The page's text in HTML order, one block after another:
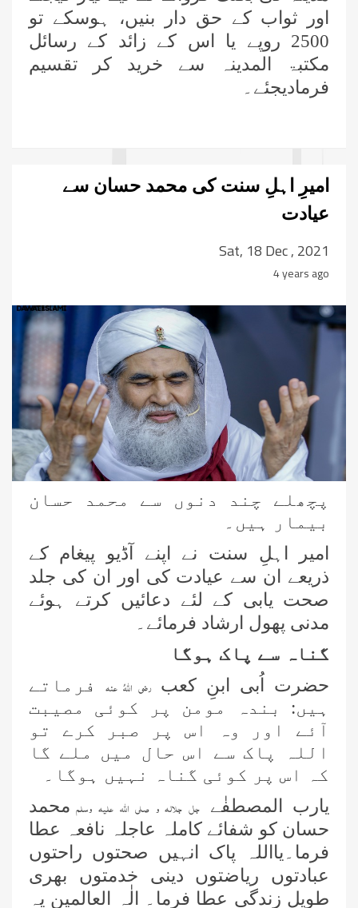
اور ثواب کے حق دار بنیں، ہوسکے تو
2500 روپے یا اس کے زائد کے رسائل
مکتبۃ المدینہ سے خرید کر تقسیم
فرمادیجئے۔
امیرِ اہلِ سنت کی محمد حسان سے
عیادت
Sat, 18 Dec , 2021
4 years ago
پچھلے چند دنوں سے محمد حسان
بیمار ہیں۔
امیر اہلِ سنت نے اپنے آڈیو پیغام کے
ذریعے ان سے عیادت کی اور ان کی جلد
صحت یابی کے لئے دعائیں کرتے ہوئے
مدنی پھول ارشاد فرمائے۔
گناہ سے پاک ہوگا
حضرت اُبی ابنِ کعب رضی اللہُ عنہ فرماتے
ہیں: بندہ مومن پر کوئی مصیبت
آئے اور وہ اس پر صبر کرے تو
اللہ پاک سے اس حال میں ملے گا
کہ اس پر کوئی گناہ نہیں ہوگا۔
یارب المصطفٰےجل جلالہ و صلی اللہ علیہ وسلم محمد
حسان کو شفائے کاملہ عاجلہ نافعہ عطا
فرما۔یااللہ پاک انہیں صحتوں راحتوں
عبادتوں ریاضتوں دینی خدمتوں بھری
طویل زندگی عطا فرما۔ الٰہ العالمین یہ